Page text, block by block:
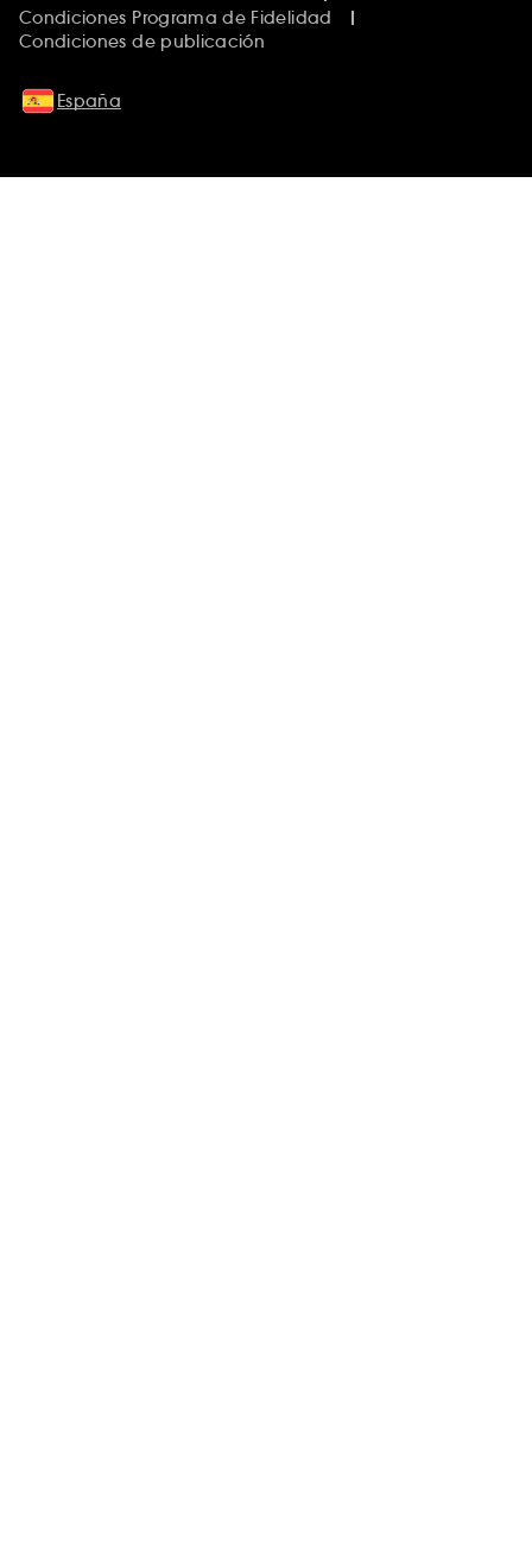
Condiciones Programa de Fidelidad
Condiciones de publicación
España